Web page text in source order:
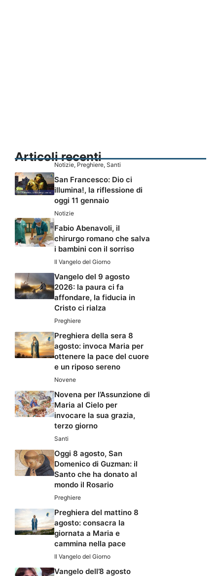
Articoli recenti
Notizie, Preghiere, Santi
San Francesco: Dio ci
illumina!, la riflessione di
oggi 11 gennaio
Notizie
Fabio Abenavoli, il
chirurgo romano che salva
i bambini con il sorriso
Il Vangelo del Giorno
Vangelo del 9 agosto
2026: la paura ci fa
affondare, la fiducia in
Cristo ci rialza
Preghiere
Preghiera della sera 8
agosto: invoca Maria per
ottenere la pace del cuore
e un riposo sereno
Novene
Novena per l’Assunzione di
Maria al Cielo per
invocare la sua grazia,
terzo giorno
Santi
Oggi 8 agosto, San
Domenico di Guzman: il
Santo che ha donato al
mondo il Rosario
Preghiere
Preghiera del mattino 8
agosto: consacra la
giornata a Maria e
cammina nella pace
Il Vangelo del Giorno
Vangelo dell’8 agosto